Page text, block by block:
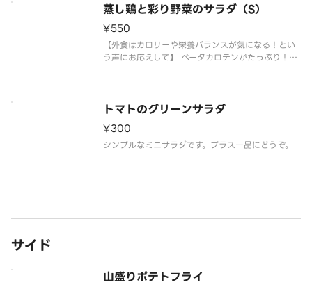
カドを組み合わせたボリュ
蒸し鶏と彩り野菜のサラダ（S）
¥550
【外食はカロリーや栄養バランスが気になる！とい
う声にお応えして】 ベータカロテンがたっぷり！栄
のサラダです。コブドレッ
トマトのグリーンサラダ
¥300
シンプルなミニサラダです。プラス一品にどうぞ。
サイド
山盛りポテトフライ